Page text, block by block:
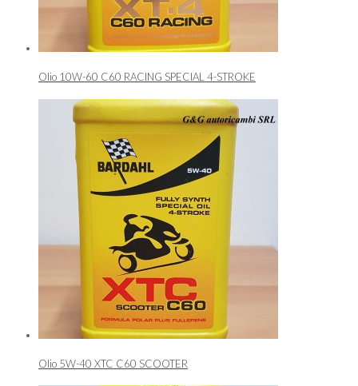
Olio 10W-60 C60 RACING SPECIAL 4-STROKE
Olio 5W-40 XTC C60 SCOOTER